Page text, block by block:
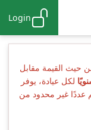
Login
حيث القيمة مقابل
لكل عيادة، يوفر
عددًا غير محدود من